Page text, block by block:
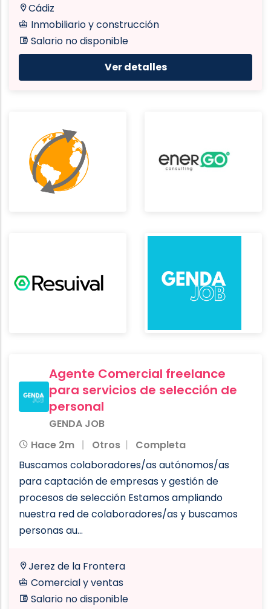
Cádiz
Inmobiliario y construcción
Salario no disponible
Ver detalles
Agente Comercial freelance
para servicios de selección de
personal
GENDA JOB
Hace 2m
Otros
Completa
Buscamos colaboradores/as autónomos/as
para captación de empresas y gestión de
procesos de selección Estamos ampliando
nuestra red de colaboradores/as y buscamos
personas au...
Jerez de la Frontera
Comercial y ventas
Salario no disponible